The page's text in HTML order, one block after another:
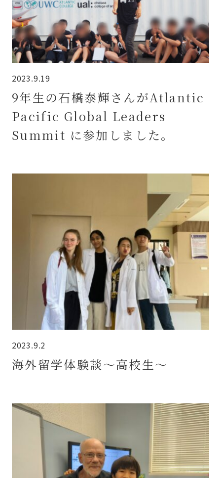
2023.9.19
9年生の石橋泰輝さんがAtlantic
Pacific Global Leaders
Summit に参加しました。
2023.9.2
海外留学体験談～高校生～